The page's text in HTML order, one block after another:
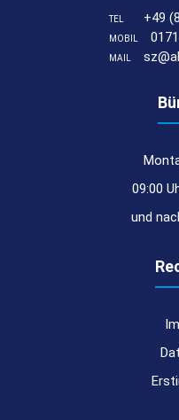
TEL +49
MOBIL
MAIL
09:00
und